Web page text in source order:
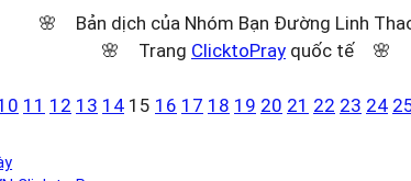
🌸 Bản dịch của Nhóm Bạn Đường Linh
🌸 Trang ClicktoPray quốc tế 🌸
11 12 13 14 15 16 17 18 19 20 21 22 23 24